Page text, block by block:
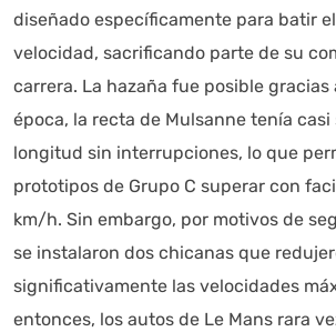
diseñado específicamente para batir
velocidad, sacrificando parte de su
carrera. La hazaña fue posible gracias
época, la recta de Mulsanne tenía
longitud sin interrupciones, lo que
prototipos de Grupo C superar con
km/h. Sin embargo, por motivos de
se instalaron dos chicanas que
significativamente las velocidades
entonces, los autos de Le Mans rara